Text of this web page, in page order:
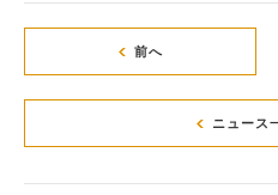
前へ
ニュース